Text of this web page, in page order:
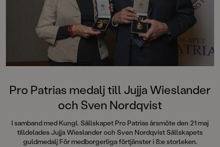
Pro Patrias medalj till Jujja Wieslander
och Sven Nordqvist
I samband med Kungl. Sällskapet Pro Patrias årsmöte den 21 maj
tilldelades Jujja Wieslander och Sven Nordqvist Sällskapets
guldmedalj För medborgerliga förtjänster i 8:e storleken.